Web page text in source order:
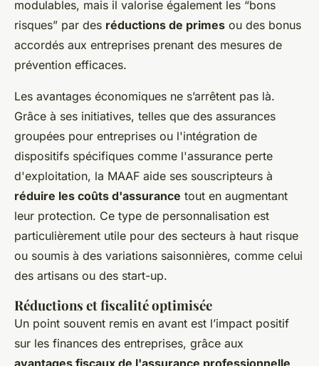
modulables, mais il valorise également les “bons
risques” par des réductions de primes ou des bonus
accordés aux entreprises prenant des mesures de
prévention efficaces.
Les avantages économiques ne s’arrêtent pas là.
Grâce à ses initiatives, telles que des assurances
groupées pour entreprises ou l'intégration de
dispositifs spécifiques comme l'assurance perte
d'exploitation, la MAAF aide ses souscripteurs à
réduire les coûts d'assurance tout en augmentant
leur protection. Ce type de personnalisation est
particulièrement utile pour des secteurs à haut risque
ou soumis à des variations saisonnières, comme celui
des artisans ou des start-up.
Réductions et fiscalité optimisée
Un point souvent remis en avant est l’impact positif
sur les finances des entreprises, grâce aux
avantages fiscaux de l'assurance professionnelle